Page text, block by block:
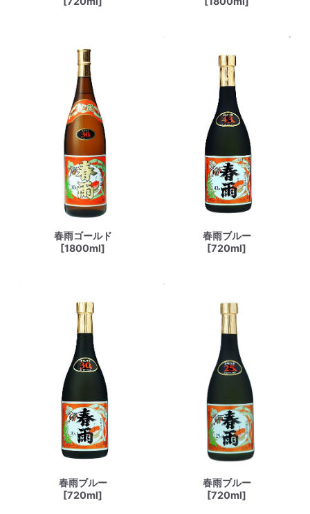
春雨ゴールド
[1800ml]
春雨ブルー
[720ml]
春雨ブルー
[720ml]
春雨ブルー
[720ml]